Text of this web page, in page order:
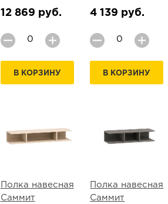
12 869 руб.
В КОРЗИНУ
4 139 руб.
В КОРЗИНУ
Полка навесная
Саммит
Полка навесная
Саммит